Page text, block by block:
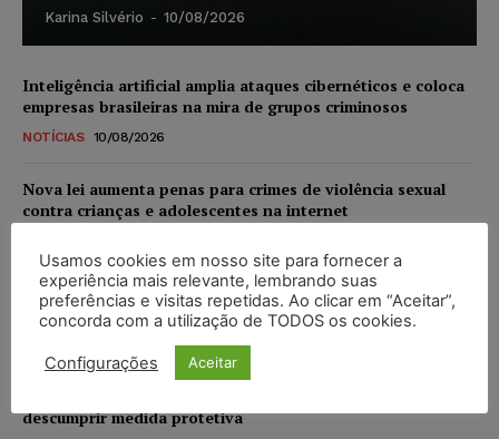
Karina Silvério - 10/08/2026
Inteligência artificial amplia ataques cibernéticos e coloca
empresas brasileiras na mira de grupos criminosos
NOTÍCIAS 10/08/2026
Nova lei aumenta penas para crimes de violência sexual
contra crianças e adolescentes na internet
Alemanha planeja reformar “minijobs” e ampliar
contribuição previdenciária
descumprir medida protetiva
Usamos cookies em nosso site para fornecer a
experiência mais relevante, lembrando suas
preferências e visitas repetidas. Ao clicar em “Aceitar”,
concorda com a utilização de TODOS os cookies.
Configurações Aceitar